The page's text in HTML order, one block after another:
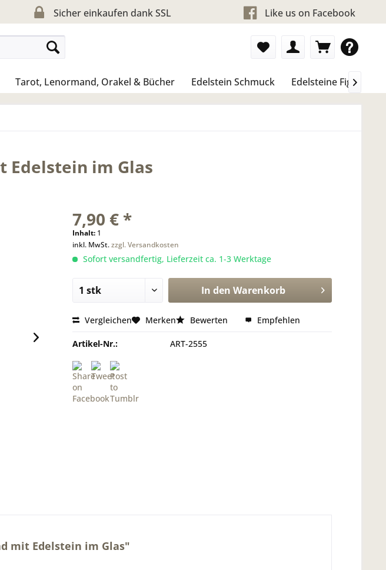
Sicher einkaufen dank SSL Like us on Facebook
Tarot, Lenormand, Orakel & Bücher Edelstein Schmuck Edelsteine Figure &

Edelstein im Glas
7,90 € *
Inhalt: 1
inkl. MwSt.zzgl. Versandkosten
Sofort versandfertig, Lieferzeit ca. 1-3 Werktage
In den Warenkorb
Vergleichen Merken Bewerten Empfehlen
Artikel-Nr.: ART-2555
mit Edelstein im Glas"